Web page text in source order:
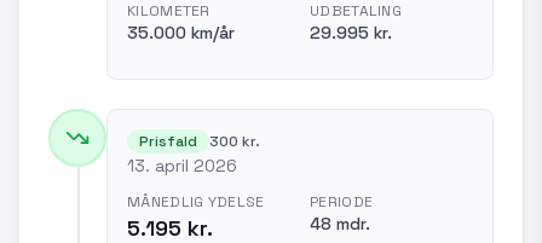
KILOMETER
35.000 km/år
UDBETALING
29.995 kr.
Prisfald 300 kr.
13. april 2026
MÅNEDLIG YDELSE
5.195 kr.
PERIODE
48 mdr.